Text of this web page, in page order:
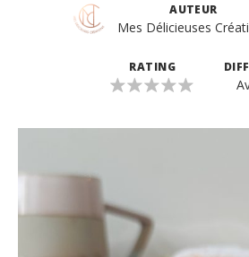
AUTEUR
Mes Délicieuses
RATING